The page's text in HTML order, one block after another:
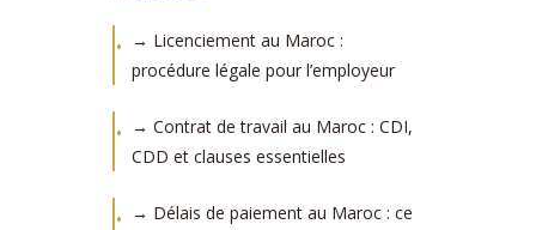
→ Licenciement au Maroc :
procédure légale pour l’employeur
→ Contrat de travail au Maroc : CDI,
CDD et clauses essentielles
→ Délais de paiement au Maroc : ce